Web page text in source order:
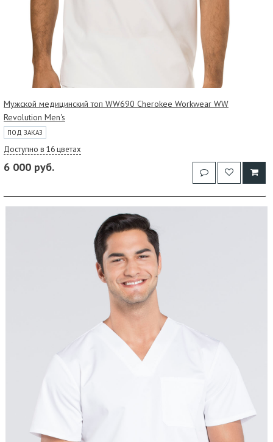
Мужской медицинский топ WW690 Cherokee Workwear WW
Revolution Men's
ПОД ЗАКАЗ
Доступно в 16 цветах
6 000 руб.